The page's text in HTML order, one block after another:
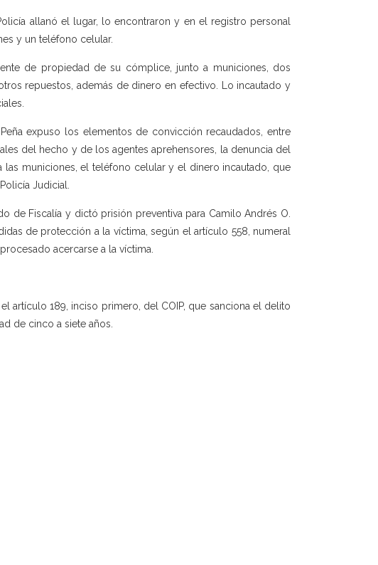
allanó el lugar, lo encontraron y en el registro personal
y un teléfono celular.
de propiedad de su cómplice, junto a municiones, dos
repuestos, además de dinero en efectivo. Lo incautado y
expuso los elementos de convicción recaudados, entre
del hecho y de los agentes aprehensores, la denuncia del
municiones, el teléfono celular y el dinero incautado, que
Judicial.
de Fiscalía y dictó prisión preventiva para Camilo Andrés O.
de protección a la víctima, según el artículo 558, numeral
acercarse a la víctima.
artículo 189, inciso primero, del COIP, que sanciona el delito
de cinco a siete años.